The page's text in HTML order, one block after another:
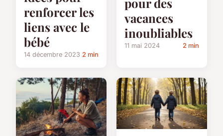
renforcer les
liens avec le
bébé
14 décembre 2023 2 min
vacances
inoubliables
11 mai 2024 2 min